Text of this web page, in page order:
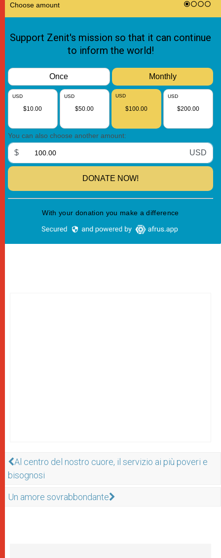
Al centro del nostro cuore, il servizio ai più poveri e
bisognosi
Un amore sovrabbondante